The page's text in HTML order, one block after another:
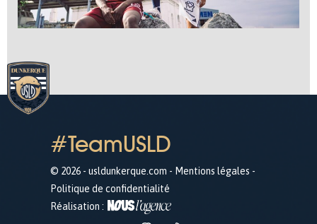
#TeamUSLD
© 2026 - usldunkerque.com - Mentions légales -
Politique de confidentialité
Réalisation :